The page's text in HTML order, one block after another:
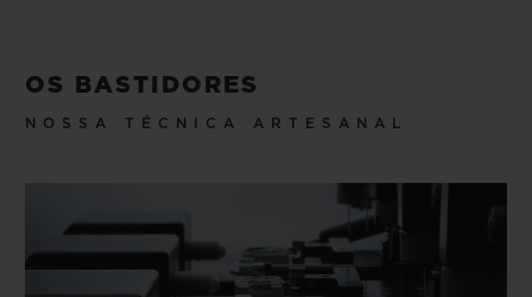
OS BASTIDORES
NOSSA TÉCNICA ARTESANAL